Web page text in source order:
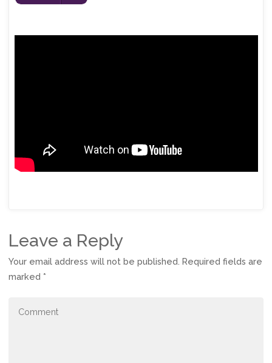
Leave a Reply
Your email address will not be published. Required fields are
marked *